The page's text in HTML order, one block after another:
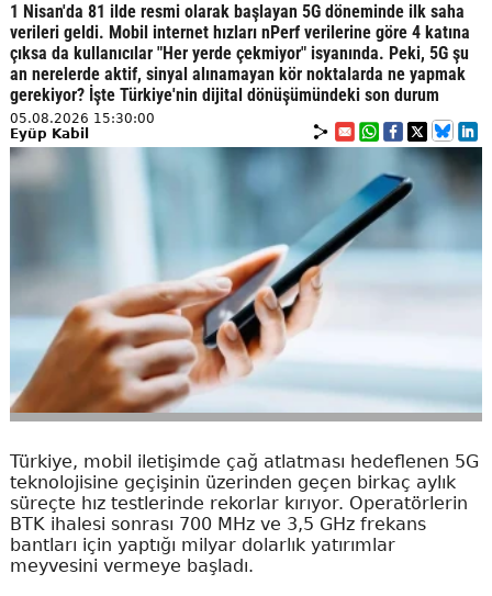
1 Nisan'da 81 ilde resmi olarak başlayan 5G döneminde ilk saha
verileri geldi. Mobil internet hızları nPerf verilerine göre 4 katına
çıksa da kullanıcılar "Her yerde çekmiyor" isyanında. Peki, 5G şu
an nerelerde aktif, sinyal alınamayan kör noktalarda ne yapmak
gerekiyor? İşte Türkiye'nin dijital dönüşümündeki son durum
05.08.2026 15:30:00
Eyüp Kabil
Türkiye, mobil iletişimde çağ atlatması hedeflenen 5G
teknolojisine geçişinin üzerinden geçen birkaç aylık
süreçte hız testlerinde rekorlar kırıyor. Operatörlerin
BTK ihalesi sonrası 700 MHz ve 3,5 GHz frekans
bantları için yaptığı milyar dolarlık yatırımlar
meyvesini vermeye başladı.